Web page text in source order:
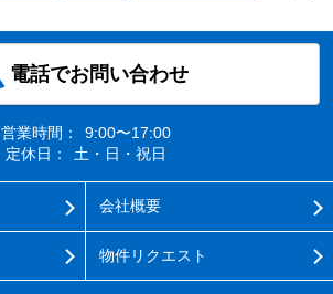
電話でお問い合わせ
営業時間：
9:00〜17:00
定休日：
土・日・祝日
会社概要
物件リクエスト